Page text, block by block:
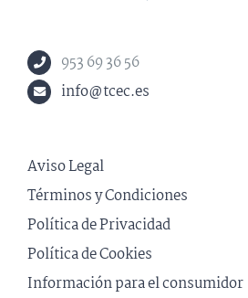
953 69 36 56
info@tcec.es
Aviso Legal
Términos y Condiciones
Política de Privacidad
Política de Cookies
Información para el consumidor